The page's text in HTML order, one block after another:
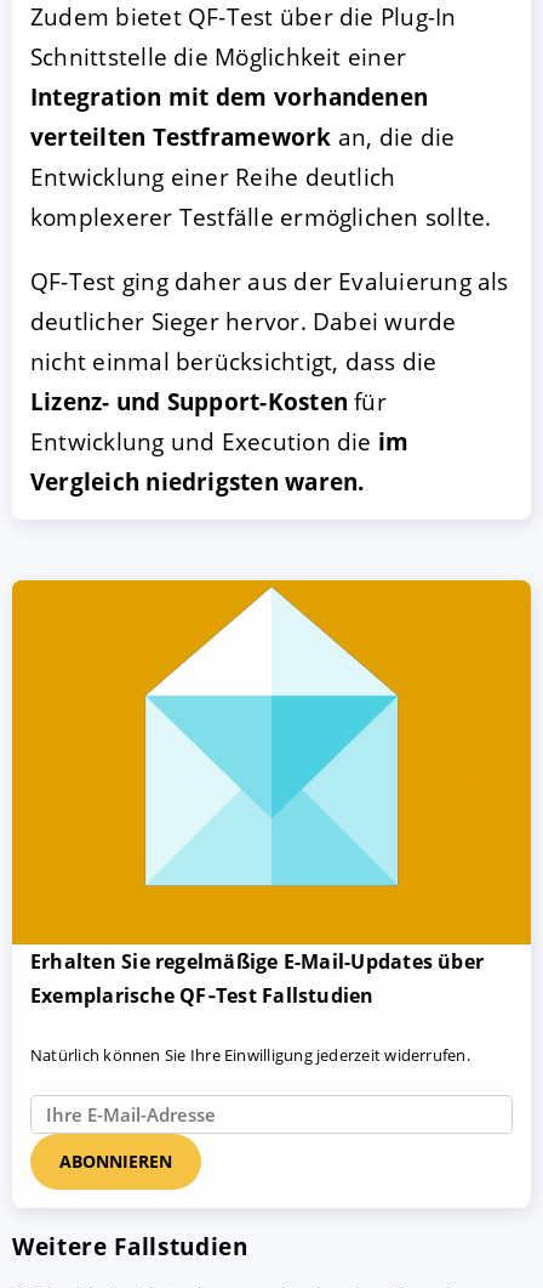
Zudem bietet QF-Test über die Plug-In
Schnittstelle die Möglichkeit einer
Integration mit dem vorhandenen
verteilten Testframework an, die die
Entwicklung einer Reihe deutlich
komplexerer Testfälle ermöglichen sollte.
QF-Test ging daher aus der Evaluierung als
deutlicher Sieger hervor. Dabei wurde
nicht einmal berücksichtigt, dass die
Lizenz- und Support-Kosten für
Entwicklung und Execution die im
Vergleich niedrigsten waren.
Erhalten Sie regelmäßige E-Mail-Updates über
Exemplarische QF‑Test Fallstudien
Natürlich können Sie Ihre Einwilligung jederzeit widerrufen.
Weitere Fallstudien